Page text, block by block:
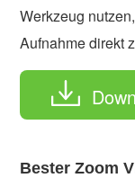
Werkzeug
Aufnahme direkt
Bester Zoom